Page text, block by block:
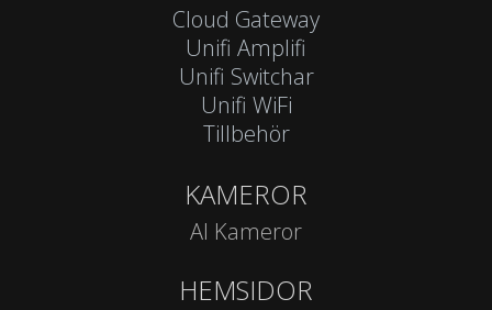
Cloud Gateway
Unifi Amplifi
Unifi Switchar
Unifi WiFi
Tillbehör
KAMEROR
AI Kameror
HEMSIDOR